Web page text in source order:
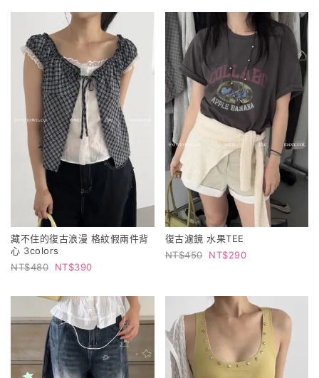
藏不住的復古浪漫 格紋假兩件背
心 3colors
480
390
復古濾鏡 水果TEE
450
290